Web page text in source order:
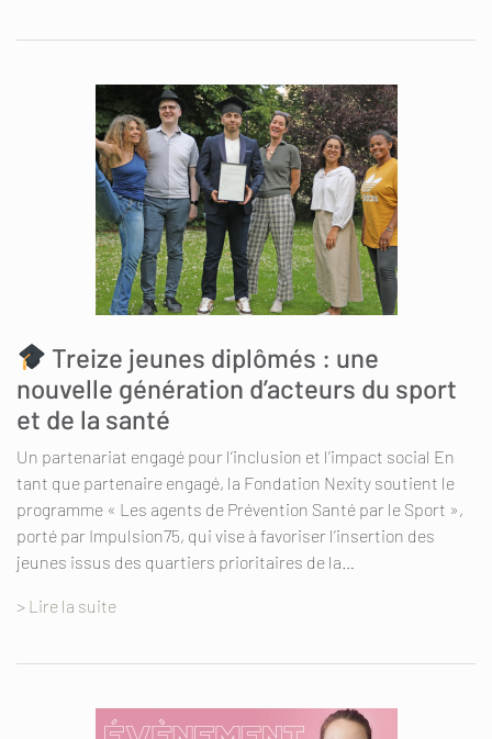
Treize jeunes diplômés : une
nouvelle génération d’acteurs du sport
et de la santé
Un partenariat engagé pour l’inclusion et l’impact social En
tant que partenaire engagé, la Fondation Nexity soutient le
programme « Les agents de Prévention Santé par le Sport »,
porté par Impulsion75, qui vise à favoriser l’insertion des
jeunes issus des quartiers prioritaires de la…
> Lire la suite